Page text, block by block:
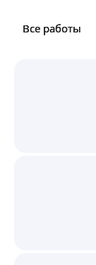
Все работы
Все работы